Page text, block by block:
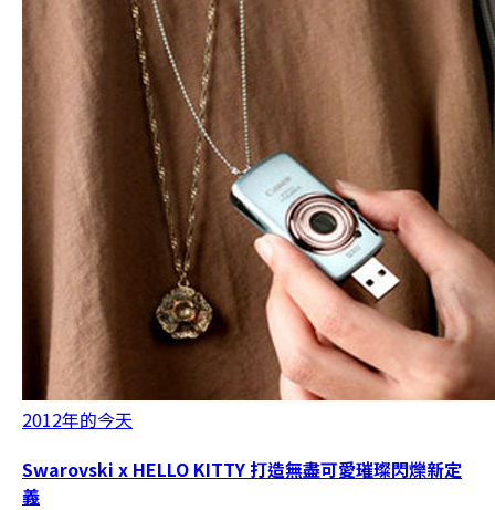
2012年的今天
Swarovski x HELLO KITTY 打造無盡可愛璀璨閃爍新定
義